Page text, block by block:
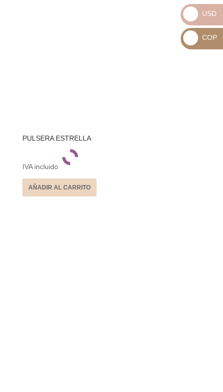
PULSERA ESTRELLA
IVA incluido
AÑADIR AL CARRITO
_
USD
USD
_
COP